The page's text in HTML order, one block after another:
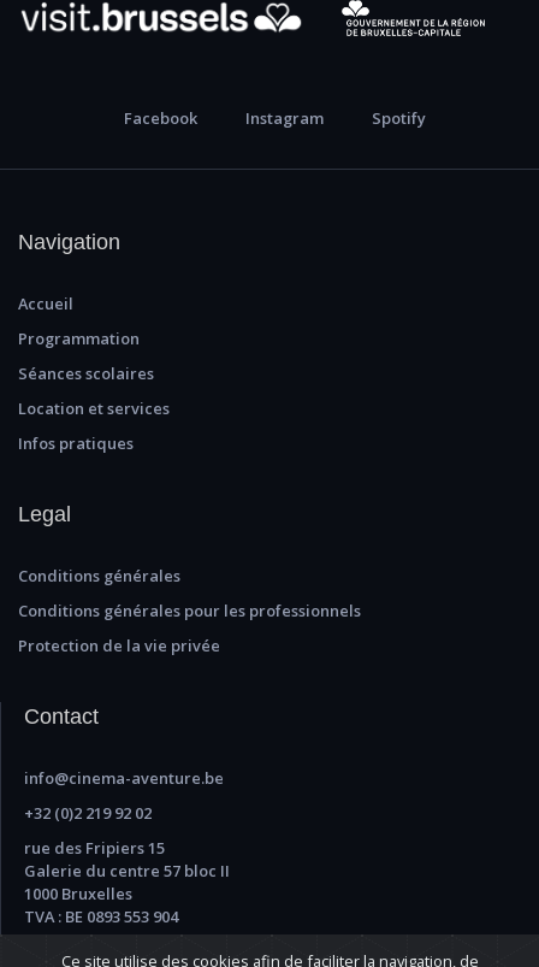
Ce site utilise des cookies afin de faciliter la navigation, de
Facebook Instagram Spotify
Navigation
Accueil
Programmation
Séances scolaires
Location et services
Infos pratiques
Legal
Conditions générales
Conditions générales pour les professionnels
Protection de la vie privée
Contact
info@cinema-aventure.be
+32 (0)2 219 92 02
rue des Fripiers 15
Galerie du centre 57 bloc II
1000 Bruxelles
TVA : BE 0893 553 904